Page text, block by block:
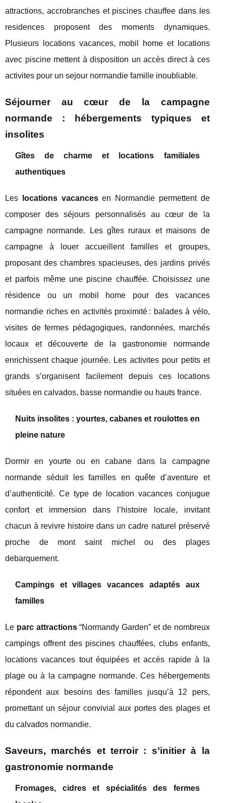
attractions, accrobranches et piscines chauffee dans les
residences proposent des moments dynamiques.
Plusieurs locations vacances, mobil home et locations
avec piscine mettent à disposition un accès direct à ces
activites pour un sejour normandie famille inoubliable.
Séjourner au cœur de la campagne
normande : hébergements typiques et
insolites
Gîtes de charme et locations familiales
authentiques
Les locations vacancesen Normandie permettent de
composer des séjours personnalisés au cœur de la
campagne normande. Les gîtes ruraux et maisons de
campagne à louer accueillent familles et groupes,
proposant des chambres spacieuses, des jardins privés
et parfois même une piscine chauffée. Choisissez une
résidence ou un mobil home pour des vacances
normandie riches en activités proximité : balades à vélo,
visites de fermes pédagogiques, randonnées, marchés
locaux et découverte de la gastronomie normande
enrichissent chaque journée. Les activites pour petits et
grands s’organisent facilement depuis ces locations
situées en calvados, basse normandie ou hauts france.
Nuits insolites : yourtes, cabanes et roulottes en
pleine nature
Dormir en yourte ou en cabane dans la campagne
normande séduit les familles en quête d’aventure et
d’authenticité. Ce type de location vacances conjugue
confort et immersion dans l’histoire locale, invitant
chacun à revivre histoire dans un cadre naturel préservé
proche de mont saint michel ou des plages
debarquement.
Campings et villages vacances adaptés aux
familles
Le parc attractions“Normandy Garden” et de nombreux
campings offrent des piscines chauffées, clubs enfants,
locations vacances tout équipées et accès rapide à la
plage ou à la campagne normande. Ces hébergements
répondent aux besoins des familles jusqu’à 12 pers,
promettant un séjour convivial aux portes des plages et
du calvados normandie.
Saveurs, marchés et terroir : s’initier à la
gastronomie normande
Fromages, cidres et spécialités des fermes